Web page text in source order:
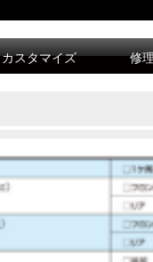
カスタマイズ 修